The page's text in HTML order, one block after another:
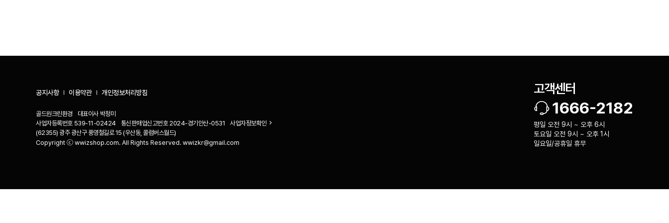
공지사항 이용약관 개인정보처리방침
골드원크린환경 대표이사 박정미
사업자등록번호 539-11-02424 통신판매업신고번호 2024-경기안산-0531
사업자정보확인
(62355) 광주 광산구 풍영철길로 15 (우산동, 콜럼버스월드)
Copyright ⓒ wwizshop.com. All Rights Reserved. wwizkr@gmail.com
고객센터
1666-2182
평일 오전 9시 ~ 오후 6시
토요일 오전 9시 ~ 오후 1시
일요일/공휴일 휴무